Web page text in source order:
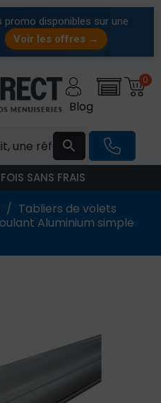
promo disponibles sur une
Voir les offres →

0
Blog
SANS FRAIS
Tabliers de volets
Aluminium simple